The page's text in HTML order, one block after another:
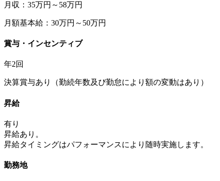
月収：35万円～58万円
月額基本給：30万円～50万円
賞与・インセンティブ
年2回
決算賞与あり（勤続年数及び勤怠により額の変動はあり）
昇給
有り
昇給あり。
昇給タイミングはパフォーマンスにより随時実施します。
勤務地